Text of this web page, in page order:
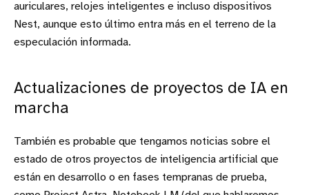
auriculares, relojes inteligentes e incluso dispositivos
Nest, aunque esto último entra más en el terreno de la
especulación informada.
Actualizaciones de proyectos de IA en
marcha
También es probable que tengamos noticias sobre el
estado de otros proyectos de inteligencia artificial que
están en desarrollo o en fases tempranas de prueba,